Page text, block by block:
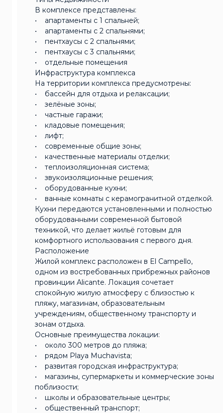
В комплексе представлены:
• апартаменты с 1 спальней;
• апартаменты с 2 спальнями;
• пентхаусы с 2 спальнями;
• пентхаусы с 3 спальнями;
• отдельные помещения
Инфраструктура комплекса
На территории комплекса предусмотрены:
• бассейн для отдыха и релаксации;
• зелёные зоны;
• частные гаражи;
• кладовые помещения;
• лифт;
• современные общие зоны;
• качественные материалы отделки;
• теплоизоляционная система;
• звукоизоляционные решения;
• оборудованные кухни;
• ванные комнаты с керамогранитной отделкой.
Кухни передаются установленными и полностью
оборудованными современной бытовой
техникой, что делает жильё готовым для
комфортного использования с первого дня.
Расположение
Жилой комплекс расположен в El Campello,
одном из востребованных прибрежных районов
провинции Alicante. Локация сочетает
спокойную жилую атмосферу с близостью к
пляжу, магазинам, образовательным
учреждениям, общественному транспорту и
зонам отдыха.
Основные преимущества локации:
• около 300 метров до пляжа;
• рядом Playa Muchavista;
• развитая городская инфраструктура;
• магазины, супермаркеты и коммерческие зоны
поблизости;
• школы и образовательные центры;
• общественный транспорт;